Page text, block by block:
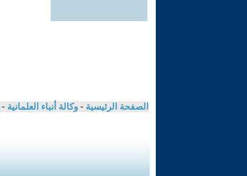
الصفحة الرئيسية - وكالة أنباء العلمانية -